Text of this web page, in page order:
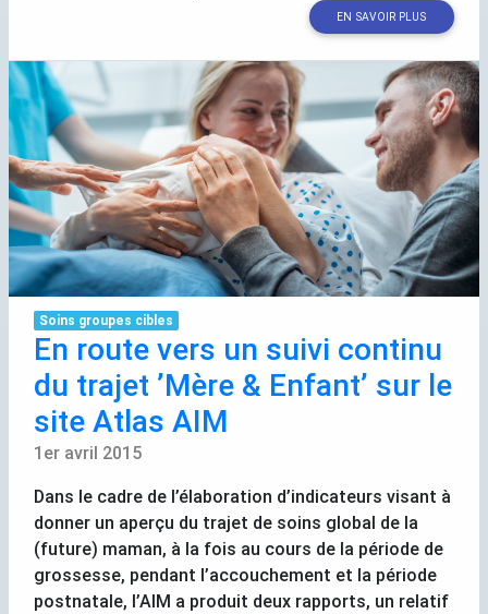
EN SAVOIR PLUS
Soins groupes cibles
En route vers un suivi continu
du trajet ’Mère & Enfant’ sur le
site Atlas AIM
1er avril 2015
Dans le cadre de l’élaboration d’indicateurs visant à
donner un aperçu du trajet de soins global de la
(future) maman, à la fois au cours de la période de
grossesse, pendant l’accouchement et la période
postnatale, l’AIM a produit deux rapports, un relatif